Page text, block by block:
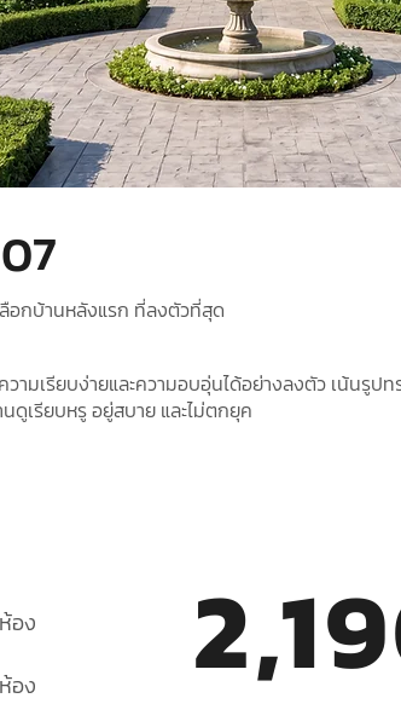
อกบ้านหลังแรก ที่ลงตัวที่สุด
ามเรียบง่ายและความอบอุ่นได้อย่างลงตัว เน้นรูป
ดูเรียบหรู อยู่สบาย และไม่ตกยุค
ห้อง
ห้อง